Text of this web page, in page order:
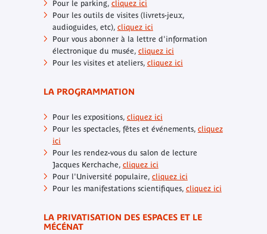
Pour le parking, cliquez ici
Pour les outils de visites (livrets-jeux,
audioguides, etc), cliquez ici
Pour vous abonner à la lettre d'information
électronique du musée, cliquez ici
Pour les visites et ateliers, cliquez ici
LA PROGRAMMATION
Pour les expositions, cliquez ici
Pour les spectacles, fêtes et événements, cliquez
ici
Pour les rendez-vous du salon de lecture
Jacques Kerchache, cliquez ici
Pour l'Université populaire, cliquez ici
Pour les manifestations scientifiques, cliquez ici
LA PRIVATISATION DES ESPACES ET LE
MÉCÉNAT